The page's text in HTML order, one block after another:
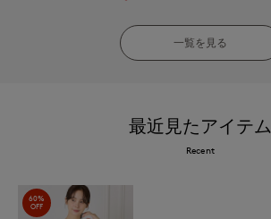
一覧を見る
最近見たアイテム
Recent
60%
OFF